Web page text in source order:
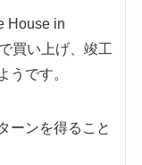
House in
買い上げ、竣工
うです。
ーンを得ること